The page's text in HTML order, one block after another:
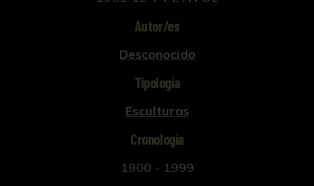
Autor/es
Desconocido
Tipología
Esculturas
Cronología
1900 - 1999